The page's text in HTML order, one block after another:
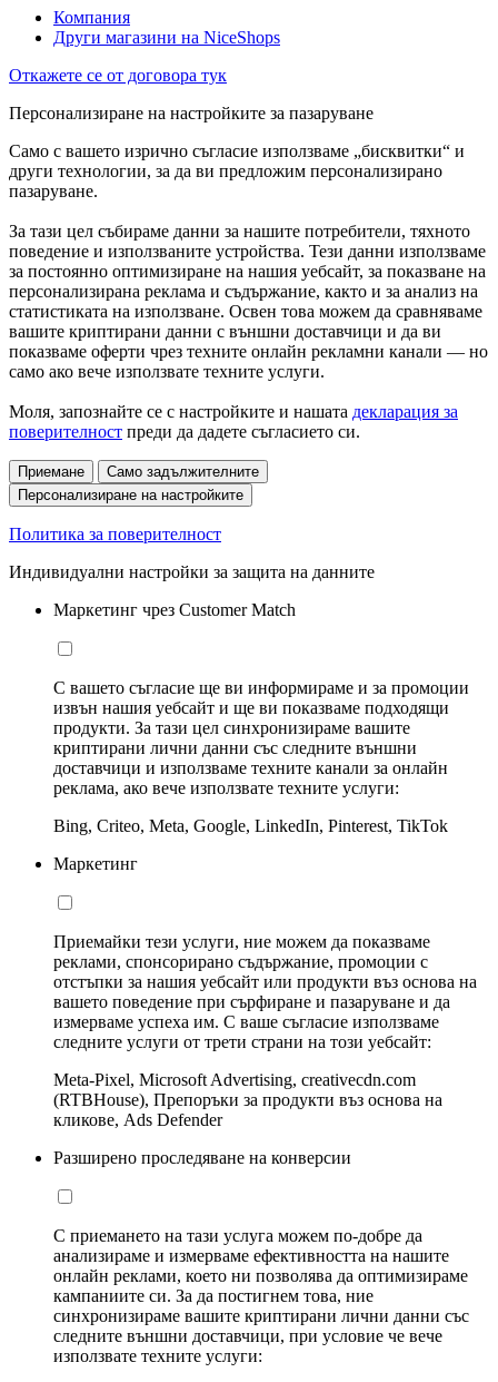
Компания
Други магазини на NiceShops
Откажете се от договора тук
Персонализиране на настройките за пазаруване
Само с вашето изрично съгласие използваме „бисквитки“ и
други технологии, за да ви предложим персонализирано
пазаруване.
За тази цел събираме данни за нашите потребители, тяхното
поведение и използваните устройства. Тези данни използваме
за постоянно оптимизиране на нашия уебсайт, за показване на
персонализирана реклама и съдържание, както и за анализ на
статистиката на използване. Освен това можем да сравняваме
вашите криптирани данни с външни доставчици и да ви
показваме оферти чрез техните онлайн рекламни канали — но
само ако вече използвате техните услуги.
Моля, запознайте се с настройките и нашата декларация за
поверителност преди да дадете съгласието си.
Приемане
Само задължителните
Персонализиране на настройките
Политика за поверителност
Индивидуални настройки за защита на данните
Маркетинг чрез Customer Match
С вашето съгласие ще ви информираме и за промоции
извън нашия уебсайт и ще ви показваме подходящи
продукти. За тази цел синхронизираме вашите
криптирани лични данни със следните външни
доставчици и използваме техните канали за онлайн
реклама, ако вече използвате техните услуги:
Bing, Criteo, Meta, Google, LinkedIn, Pinterest, TikTok
Маркетинг
Приемайки тези услуги, ние можем да показваме
реклами, спонсорирано съдържание, промоции с
отстъпки за нашия уебсайт или продукти въз основа на
вашето поведение при сърфиране и пазаруване и да
измерваме успеха им. С ваше съгласие използваме
следните услуги от трети страни на този уебсайт:
Meta-Pixel, Microsoft Advertising, creativecdn.com
(RTBHouse), Препоръки за продукти въз основа на
кликове, Ads Defender
Разширено проследяване на конверсии
С приемането на тази услуга можем по-добре да
анализираме и измерваме ефективността на нашите
онлайн реклами, което ни позволява да оптимизираме
кампаниите си. За да постигнем това, ние
синхронизираме вашите криптирани лични данни със
следните външни доставчици, при условие че вече
използвате техните услуги: